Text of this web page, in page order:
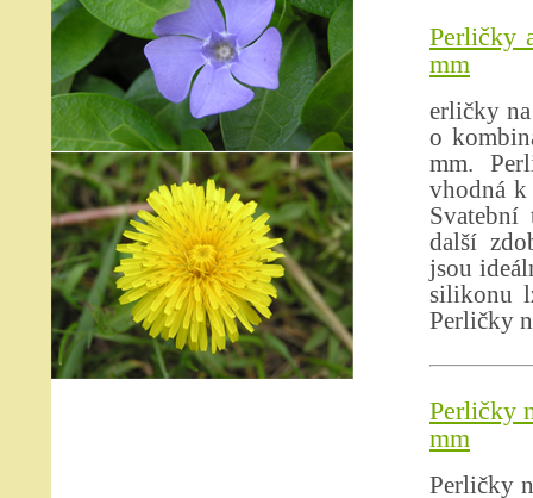
Perličky
mm
erličky
o
mm.
vhodná k
další
jsou
silikonu
Perličky
Perličky
mm
Perličky